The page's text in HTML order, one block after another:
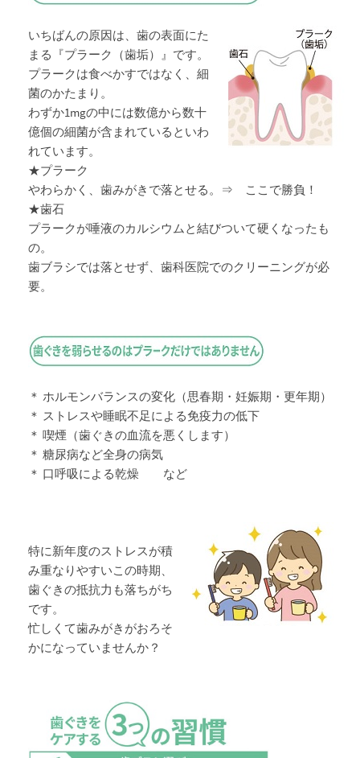
いちばんの原因は、歯の表面にた
まる『プラーク（歯垢）』です。
プラークは食べかすではなく、細
菌のかたまり。
わずか1mgの中には数億から数十
億個の細菌が含まれているといわ
れています。
★プラーク
やわらかく、歯みがきで落とせる。⇒ ここで勝負！
★歯石
プラークが唾液のカルシウムと結びついて硬くなったも
の。
歯ブラシでは落とせず、歯科医院でのクリーニングが必
要。
＊ ホルモンバランスの変化（思春期・妊娠期・更年期）
＊ ストレスや睡眠不足による免疫力の低下
＊ 喫煙（歯ぐきの血流を悪くします）
＊ 糖尿病など全身の病気
＊ 口呼吸による乾燥 など
特に新年度のストレスが積
み重なりやすいこの時期、
歯ぐきの抵抗力も落ちがち
です。
忙しくて歯みがきがおろそ
かになっていませんか？